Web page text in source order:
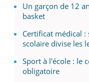
Un garçon de 12
basket
Certificat médical
scolaire divise les
Sport à l'école : le
obligatoire